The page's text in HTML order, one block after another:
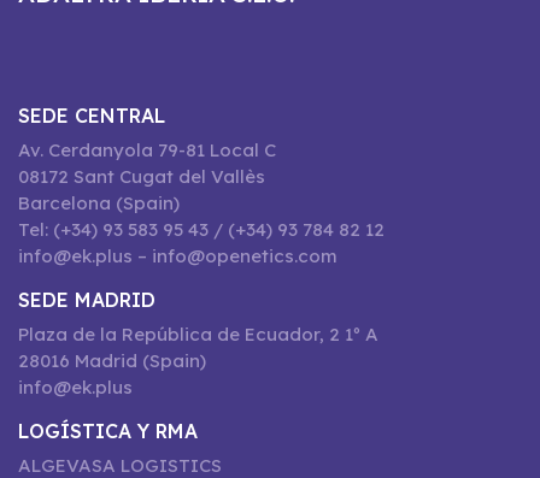
SEDE CENTRAL
Av. Cerdanyola 79-81 Local C
08172 Sant Cugat del Vallès
Barcelona (Spain)
Tel: (+34) 93 583 95 43 / (+34) 93 784 82 12
info@ek.plus – info@openetics.com
SEDE MADRID
Plaza de la República de Ecuador, 2 1º A
28016 Madrid (Spain)
info@ek.plus
LOGÍSTICA Y RMA
ALGEVASA LOGISTICS